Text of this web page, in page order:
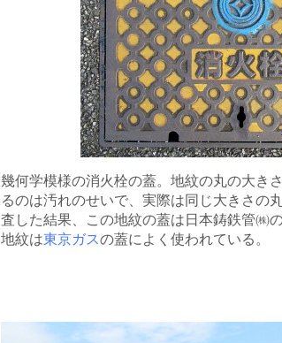
幾何学模様の消火栓の蓋。地紋の丸の大き
るのは汚れのせいで、実際は同じ大きさの
査した結果、この地紋の蓋は日本鋳鉄管㈱
地紋は東京ガスの蓋によく使われている。